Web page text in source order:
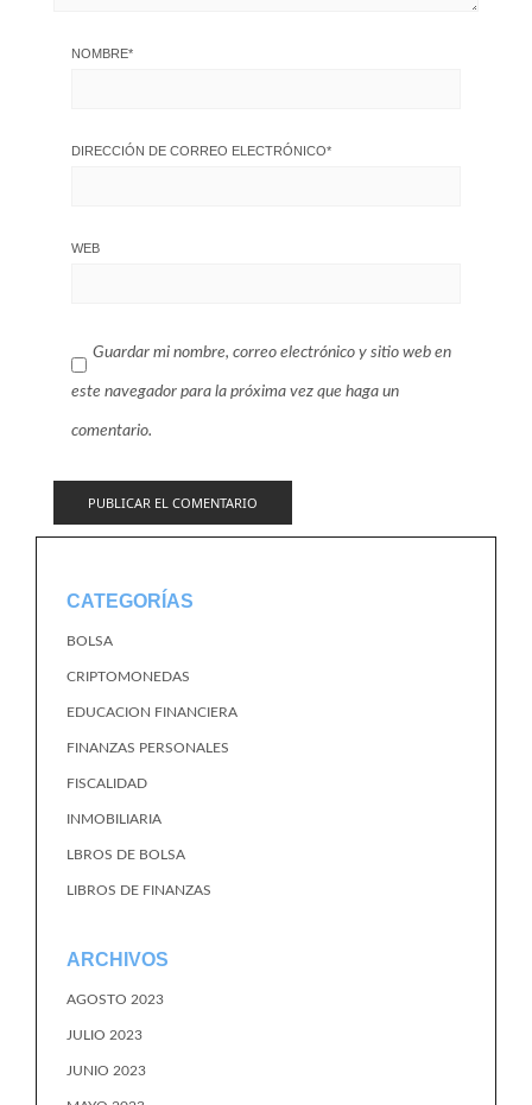
NOMBRE*
DIRECCIÓN DE CORREO ELECTRÓNICO*
WEB
Guardar mi nombre, correo electrónico y sitio web en
este navegador para la próxima vez que haga un
comentario.
CATEGORÍAS
BOLSA
CRIPTOMONEDAS
EDUCACION FINANCIERA
FINANZAS PERSONALES
FISCALIDAD
INMOBILIARIA
LBROS DE BOLSA
LIBROS DE FINANZAS
ARCHIVOS
AGOSTO 2023
JULIO 2023
JUNIO 2023